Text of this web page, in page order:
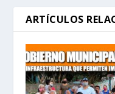
ARTÍCULOS